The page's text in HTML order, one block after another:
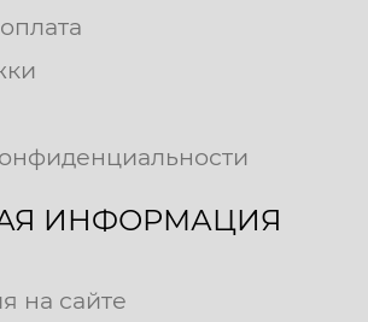
ИНФОРМАЦИЯ
на сайте